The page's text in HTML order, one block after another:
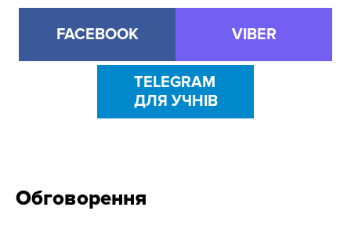
FACEBOOK VIBER
TELEGRAM
ДЛЯ УЧНІВ
Обговорення